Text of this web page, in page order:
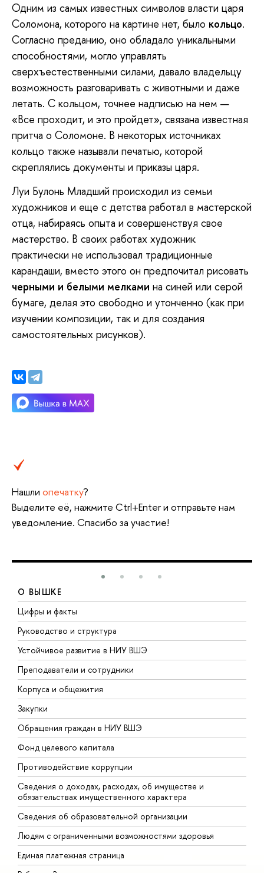
Одним из самых известных символов власти царя
Соломона, которого на картине нет, было кольцо.
Согласно преданию, оно обладало уникальными
способностями, могло управлять
сверхъестественными силами, давало владельцу
возможность разговаривать с животными и даже
летать. С кольцом, точнее надписью на нем —
«Все проходит, и это пройдет», связана известная
притча о Соломоне. В некоторых источниках
кольцо также называли печатью, которой
скреплялись документы и приказы царя.
Луи Булонь Младший происходил из семьи
художников и еще с детства работал в мастерской
отца, набираясь опыта и совершенствуя свое
мастерство. В своих работах художник
практически не использовал традиционные
карандаши, вместо этого он предпочитал рисовать
черными и белыми мелками на синей или серой
бумаге, делая это свободно и утонченно (как при
изучении композиции, так и для создания
самостоятельных рисунков).
Нашли опечатку?
Выделите её, нажмите Ctrl+Enter и отправьте нам
уведомление. Спасибо за участие!
О ВЫШКЕ
Цифры и факты
Руководство и структура
Устойчивое развитие в НИУ ВШЭ
Преподаватели и сотрудники
Корпуса и общежития
Закупки
Обращения граждан в НИУ ВШЭ
Фонд целевого капитала
Противодействие коррупции
Сведения о доходах, расходах, об имуществе и
обязательствах имущественного характера
Сведения об образовательной организации
Людям с ограниченными возможностями здоровья
Единая платежная страница